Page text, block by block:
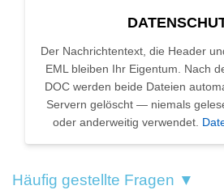
Der Nachrichtentext, die Header
EML bleiben Ihr Eigentum. Nach
DOC werden beide Dateien
Servern gelöscht — niemals
oder anderweitig verwendet.
Häufig gestellte Fragen ▼